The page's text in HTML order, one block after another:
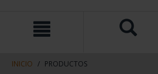
contenido
navegacin
INICIO PRODUCTOS